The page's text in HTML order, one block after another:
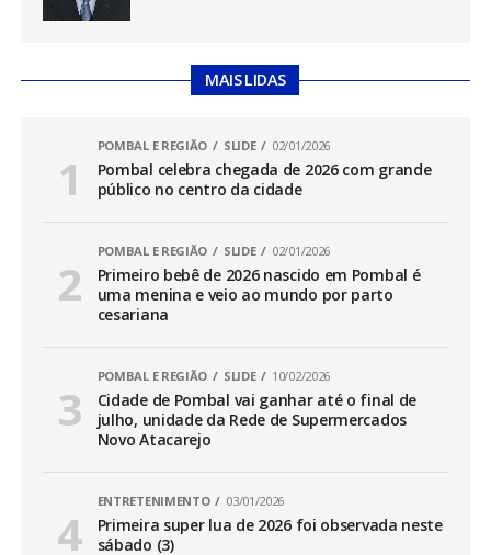
MAIS LIDAS
POMBAL E REGIÃO SLIDE 02/01/2026
Pombal celebra chegada de 2026 com grande
público no centro da cidade
POMBAL E REGIÃO SLIDE 02/01/2026
Primeiro bebê de 2026 nascido em Pombal é
uma menina e veio ao mundo por parto
cesariana
POMBAL E REGIÃO SLIDE 10/02/2026
Cidade de Pombal vai ganhar até o final de
julho, unidade da Rede de Supermercados
Novo Atacarejo
ENTRETENIMENTO 03/01/2026
Primeira super lua de 2026 foi observada neste
sábado (3)